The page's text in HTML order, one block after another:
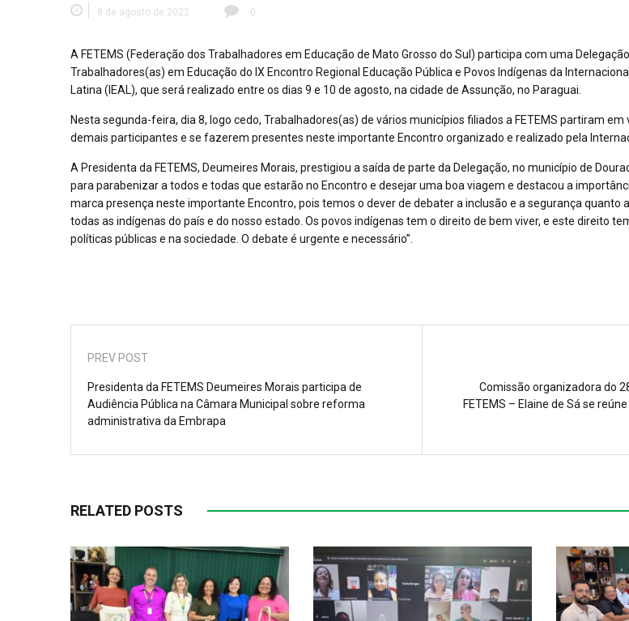
8 de agosto de 2022 0
A FETEMS (Federação dos Trabalhadores em Educação de Mato Grosso do Sul) participa com uma
Trabalhadores(as) em Educação do IX Encontro Regional Educação Pública e Povos Indígenas da
Latina (IEAL), que será realizado entre os dias 9 e 10 de agosto, na cidade de Assunção, no Paraguai.
Nesta segunda-feira, dia 8, logo cedo, Trabalhadores(as) de vários municípios filiados a FETEMS partiram
demais participantes e se fazerem presentes neste importante Encontro organizado e realizado pela
A Presidenta da FETEMS, Deumeires Morais, prestigiou a saída de parte da Delegação, no município de
para parabenizar a todos e todas que estarão no Encontro e desejar uma boa viagem e destacou a
marca presença neste importante Encontro, pois temos o dever de debater a inclusão e a segurança quanto
todas as indígenas do país e do nosso estado. Os povos indígenas tem o direito de bem viver, e este direito
políticas públicas e na sociedade. O debate é urgente e necessário”.
PREV POST
Presidenta da FETEMS Deumeires Morais participa de
Audiência Pública na Câmara Municipal sobre reforma
administrativa da Embrapa
Comissão organizadora do
FETEMS – Elaine de Sá se
RELATED POSTS